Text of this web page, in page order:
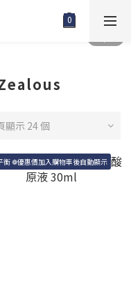
顯示 24 個
衡 ❁優惠價加入購物車後自動顯示